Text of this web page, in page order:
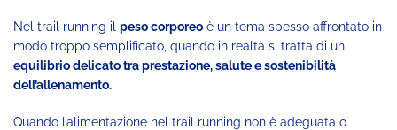
Nel trail running il peso corporeo è un tema spesso affrontato in
modo troppo semplificato, quando in realtà si tratta di un
equilibrio delicato tra prestazione, salute e sostenibilità
dell’allenamento.
Quando l’alimentazione nel trail running non è adeguata o